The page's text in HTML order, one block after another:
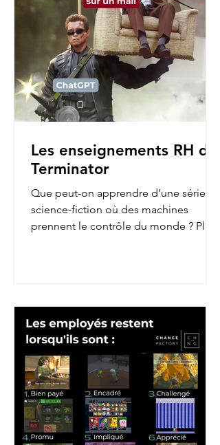
Les enseignements RH de
Terminator
Que peut-on apprendre d’une série de
science-fiction où des machines
prennent le contrôle du monde ? Plus